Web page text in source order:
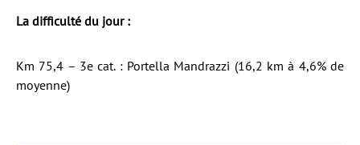
La difficulté du jour :
Km 75,4 – 3e cat. : Portella Mandrazzi (16,2 km à 4,6% de
moyenne)